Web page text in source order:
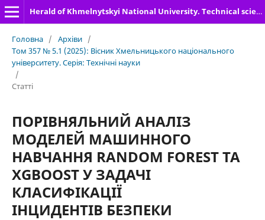
Herald of Khmelnytskyi National University. Technical sciences
Головна / Архіви /
Том 357 № 5.1 (2025): Вісник Хмельницького національного
університету. Серія: Технічні науки
/
Статті
ПОРІВНЯЛЬНИЙ АНАЛІЗ
МОДЕЛЕЙ МАШИННОГО
НАВЧАННЯ RANDOM FOREST ТА
XGBOOST У ЗАДАЧІ
КЛАСИФІКАЦІЇ
ІНЦИДЕНТІВ БЕЗПЕКИ